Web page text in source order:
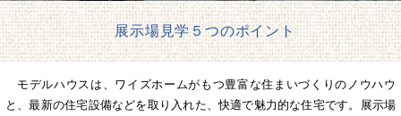
展示場見学５つのポイント
モデルハウスは、ワイズホームがもつ豊富な住まいづくりのノウハウ
と、最新の住宅設備などを取り入れた、快適で魅力的な住宅です。展示場